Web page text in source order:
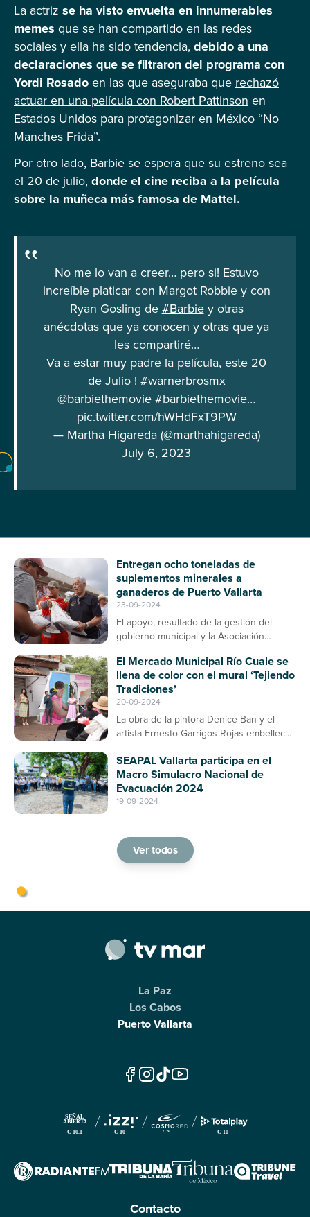
La actriz se ha visto envuelta en innumerables
memes que se han compartido en las redes
sociales y ella ha sido tendencia, debido a una
declaraciones que se filtraron del programa con
Yordi Rosadoen las que aseguraba que rechazó
actuar en una película con Robert Pattinson en
Estados Unidos para protagonizar en México “No
Manches Frida”.
Por otro lado, Barbie se espera que su estreno sea
el 20 de julio, donde el cine reciba a la película
sobre la muñeca más famosa de Mattel.
No me lo van a creer… pero si! Estuvo
increíble platicar con Margot Robbie y con
Ryan Gosling de#Barbiey otras
anécdotas que ya conocen y otras que ya
les compartiré…
Va a estar muy padre la película, este 20
de Julio ! #warnerbrosmx
@barbiethemovie#barbiethemovie…
pic.twitter.com/hWHdFxT9PW
— Martha Higareda (@marthahigareda)
July 6, 2023
Entregan ocho toneladas de
suplementos minerales a
ganaderos de Puerto Vallarta
23-09-2024
El apoyo, resultado de la gestión del
gobierno municipal y la Asociación
enfermedades en el ganado bovino
El Mercado Municipal Río Cuale se
llena de color con el mural ‘Tejiendo
Tradiciones’
20-09-2024
La obra de la pintora Denice Ban y el
artista Ernesto Garrigos Rojas embellece
como un espacio de arte y cultura en
Puerto Vallarta
SEAPAL Vallarta participa en el
Macro Simulacro Nacional de
Evacuación 2024
19-09-2024
Ver todos
La Paz
Los Cabos
Puerto Vallarta
Contacto